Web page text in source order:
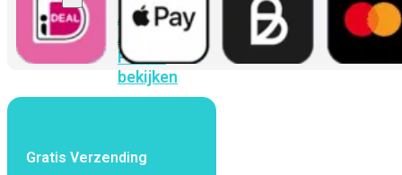
Alle
Access
Points
bekijken
Generatie
Gratis Verzending